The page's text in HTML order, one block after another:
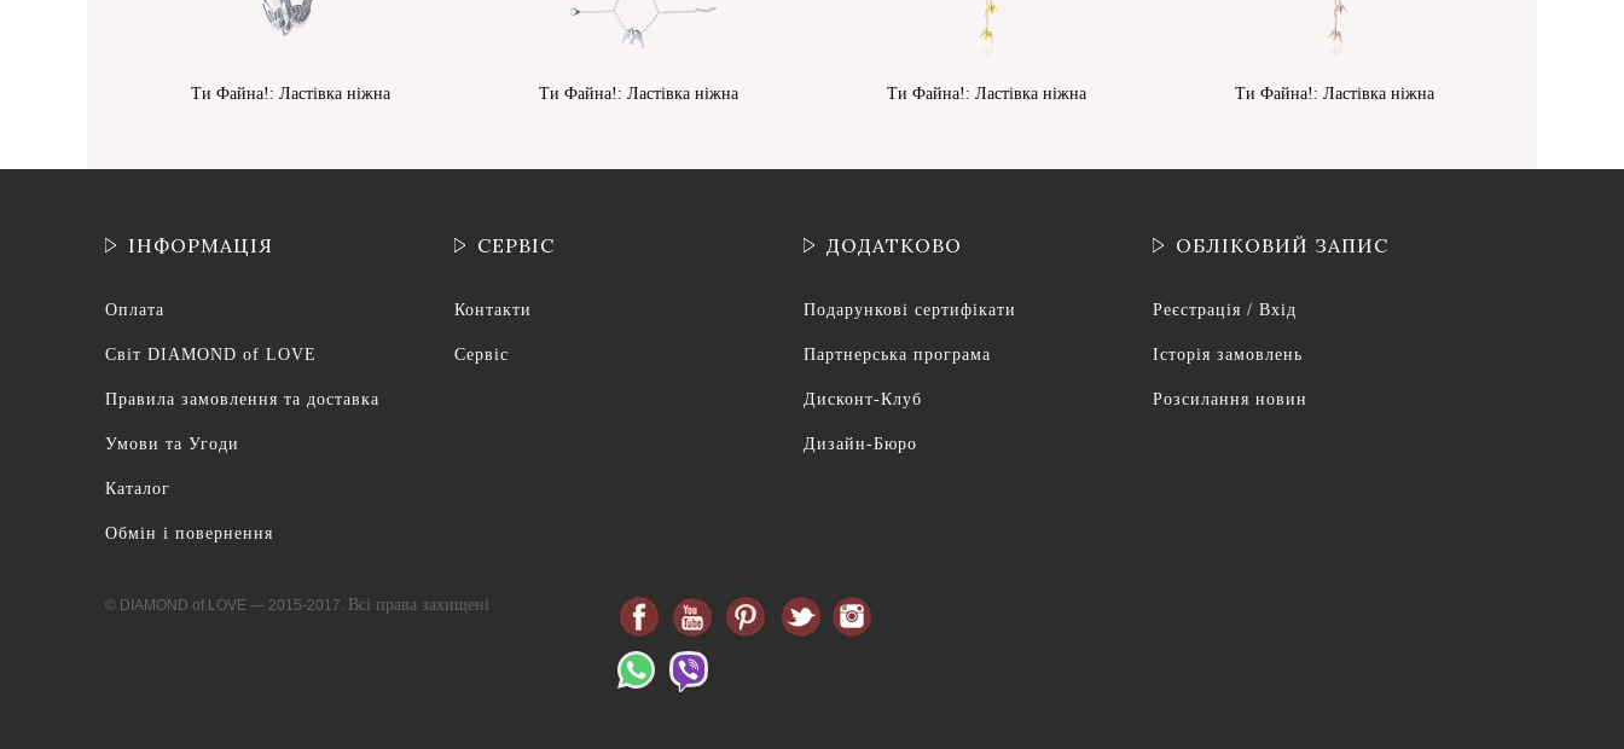
Ти Файна!: Ластівка ніжна Ти Файна!: Ластівка ніжна Ти Файна!: Ластівка ніжна Ти Файна!: Ластівка ніжна
ІНФОРМАЦІЯ
Оплата
Світ DIAMOND of LOVE
Правила замовлення та доставка
Умови та Угоди
Каталог
Обмін і повернення
СЕРВІС
Контакти
Сервіс
ДОДАТКОВО
Подарункові сертифікати
Партнерська програма
Дисконт-Клуб
Дизайн-Бюро
ОБЛІКОВИЙ ЗАПИС
Реєстрація / Вхід
Історія замовлень
Розсилання новин
© DIAMOND of LOVE — 2015-2017. Всі права захищені